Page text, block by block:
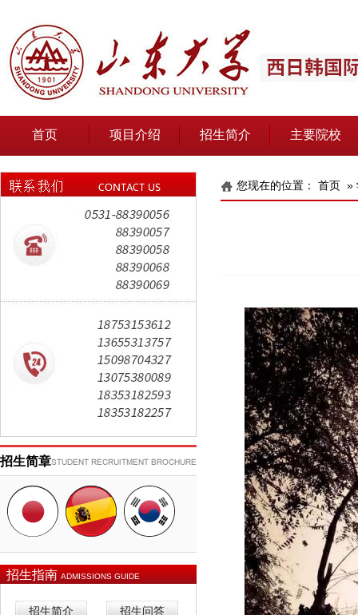
首页 项目介绍 招生简介 主要院校
关于我们
招生简章
招生指南ADMISSIONS GUIDE
招生简介 招生问答
您现在的位置： 首页 »